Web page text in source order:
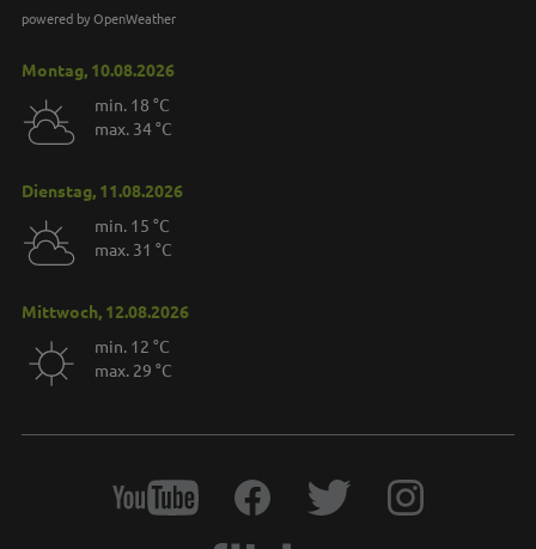
powered by OpenWeather
Montag, 10.08.2026
min. 18 °C
max. 34 °C
Dienstag, 11.08.2026
min. 15 °C
max. 31 °C
Mittwoch, 12.08.2026
min. 12 °C
max. 29 °C